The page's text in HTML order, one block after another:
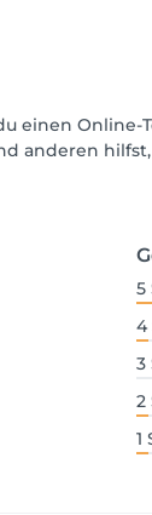
einen
anderen
5
4
3
2
1